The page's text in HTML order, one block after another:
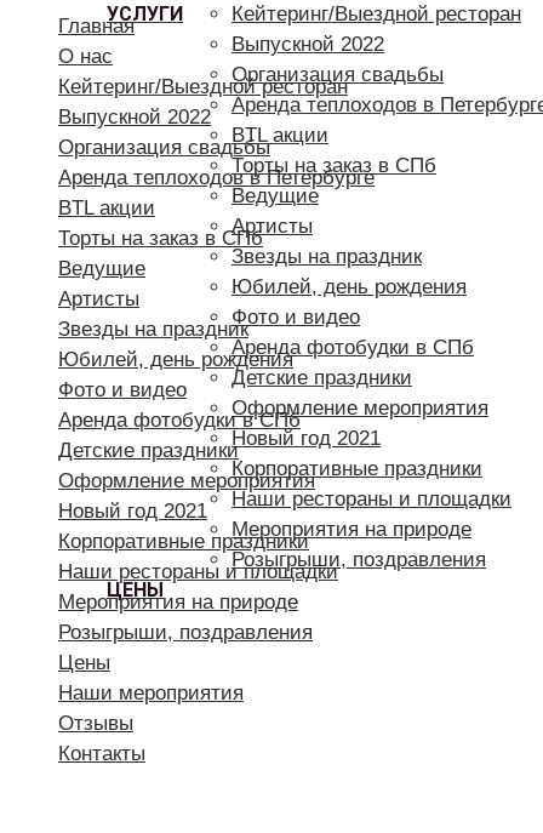
УСЛУГИ
Кейтеринг/Выездной ресторан
Выпускной 2022
Организация свадьбы
Аренда теплоходов в
BTL акции
Торты на заказ в СПб
Ведущие
Артисты
Звезды на праздник
Юбилей, день рождения
Фото и видео
Аренда фотобудки в СПб
Детские праздники
Оформление мероприятия
Новый год 2021
Корпоративные праздники
Наши рестораны и площадки
Мероприятия на природе
Розыгрыши, поздравления
ЦЕНЫ
Главная
О нас
Кейтеринг/Выездной ресторан
Выпускной 2022
Организация свадьбы
Аренда теплоходов в Петербурге
BTL акции
Торты на заказ в СПб
Ведущие
Артисты
Звезды на праздник
Юбилей, день рождения
Фото и видео
Аренда фотобудки в СПб
Детские праздники
Оформление мероприятия
Новый год 2021
Корпоративные праздники
Наши рестораны и площадки
Мероприятия на природе
Розыгрыши, поздравления
Цены
Наши мероприятия
Отзывы
Контакты